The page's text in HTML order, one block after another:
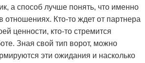
а способ лучше понять, что именно
отношениях. Кто-то ждет от партнера
ценности, кто-то стремится
Зная свой тип ворот, можно
эти ожидания и насколько